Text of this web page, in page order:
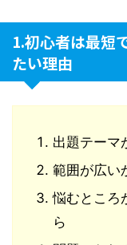
1.初心者は最短
たい理由
出題テーマ
範囲が広い
悩むところ
ら